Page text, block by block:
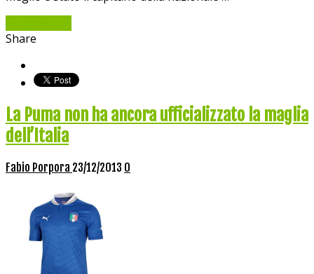
Share
La Puma non ha ancora ufficializzato la maglia
dell’Italia
Fabio Porpora 23/12/2013 0